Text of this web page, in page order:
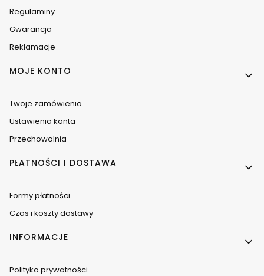
Regulaminy
Gwarancja
Reklamacje
MOJE KONTO
Twoje zamówienia
Ustawienia konta
Przechowalnia
PŁATNOŚCI I DOSTAWA
Formy płatności
Czas i koszty dostawy
INFORMACJE
Polityka prywatności